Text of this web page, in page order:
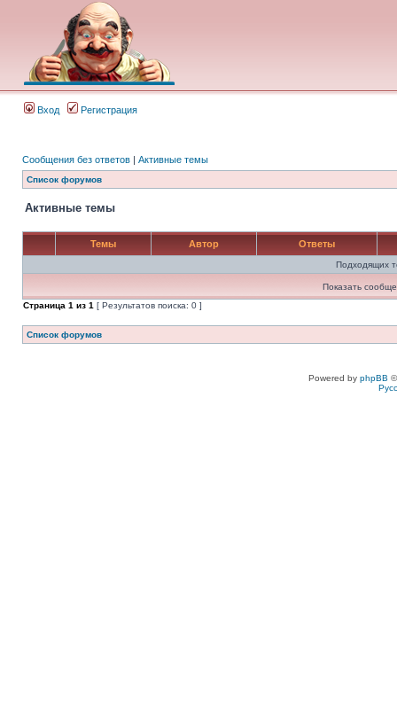
Вход Регистрация
Сообщения без ответов | Активные темы
Список форумов
Активные темы
Темы Автор Ответы
Подходящих
Показать
Страница 1 из 1 [ Результатов поиска: 0 ]
Список форумов
Powered by phpBB